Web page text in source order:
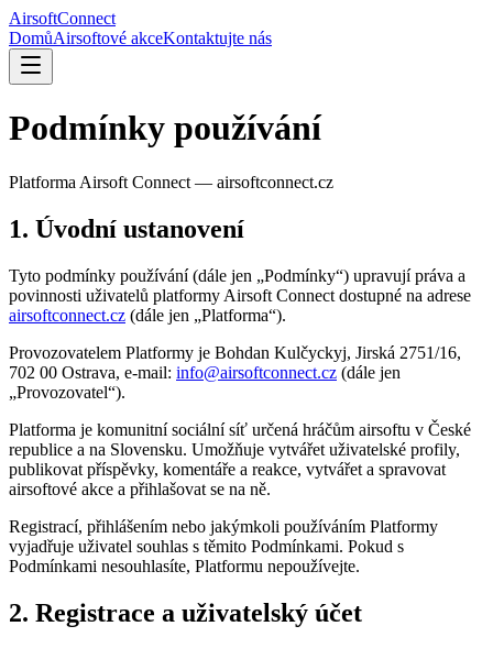
AirsoftConnect
DomůAirsoftové akceKontaktujte nás
Podmínky používání
Platforma Airsoft Connect — airsoftconnect.cz
1. Úvodní ustanovení
Tyto podmínky používání (dále jen „Podmínky“) upravují práva a
povinnosti uživatelů platformy Airsoft Connect dostupné na adrese
airsoftconnect.cz (dále jen „Platforma“).
Provozovatelem Platformy je Bohdan Kulčyckyj, Jirská 2751/16,
702 00 Ostrava, e-mail: info@airsoftconnect.cz (dále jen
„Provozovatel“).
Platforma je komunitní sociální síť určená hráčům airsoftu v České
republice a na Slovensku. Umožňuje vytvářet uživatelské profily,
publikovat příspěvky, komentáře a reakce, vytvářet a spravovat
airsoftové akce a přihlašovat se na ně.
Registrací, přihlášením nebo jakýmkoli používáním Platformy
vyjadřuje uživatel souhlas s těmito Podmínkami. Pokud s
Podmínkami nesouhlasíte, Platformu nepoužívejte.
2. Registrace a uživatelský účet